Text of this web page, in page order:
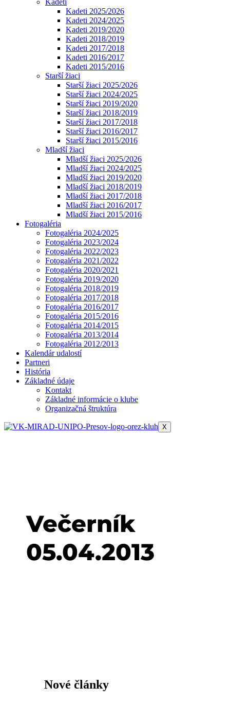
Kadeti
Kadeti 2025/2026
Kadeti 2024/2025
Kadeti 2019/2020
Kadeti 2018/2019
Kadeti 2017/2018
Kadeti 2016/2017
Kadeti 2015/2016
Starší žiaci
Starší žiaci 2025/2026
Starší žiaci 2024/2025
Starší žiaci 2019/2020
Starší žiaci 2018/2019
Starší žiaci 2017/2018
Starší žiaci 2016/2017
Starší žiaci 2015/2016
Mladší žiaci
Mladší žiaci 2025/2026
Mladší žiaci 2024/2025
Mladší žiaci 2019/2020
Mladší žiaci 2018/2019
Mladší žiaci 2017/2018
Mladší žiaci 2016/2017
Mladší žiaci 2015/2016
Fotogaléria
Fotogaléria 2024/2025
Fotogaléria 2023/2024
Fotogaléria 2022/2023
Fotogaléria 2021/2022
Fotogaléria 2020/2021
Fotogaléria 2019/2020
Fotogaléria 2018/2019
Fotogaléria 2017/2018
Fotogaléria 2016/2017
Fotogaléria 2015/2016
Fotogaléria 2014/2015
Fotogaléria 2013/2014
Fotogaléria 2012/2013
Kalendár udalostí
Partneri
História
Základné údaje
Kontakt
Základné informácie o klube
Organizačná štruktúra
X
Večerník
05.04.2013
Nové články